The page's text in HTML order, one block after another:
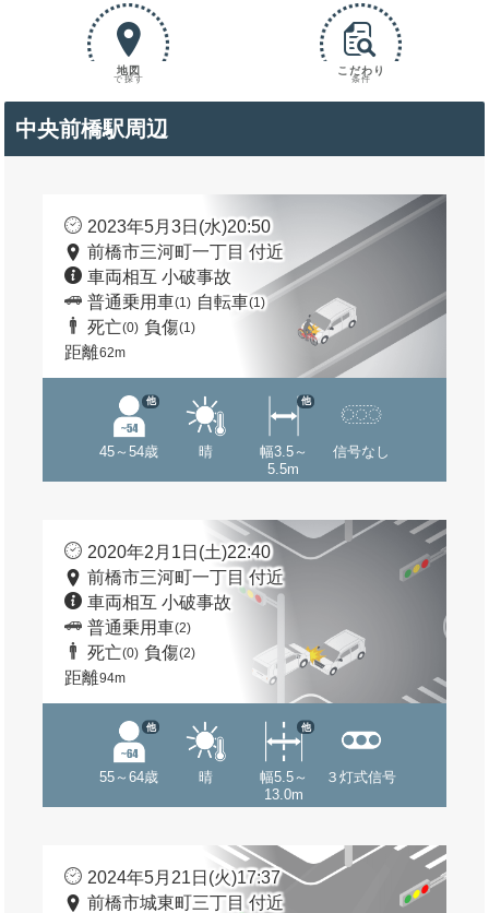
地図
で探す
こだわり
条件
中央前橋駅周辺
2023年5月3日(水)20:50
前橋市三河町一丁目 付近
車両相互 小破事故
普通乗用車(1) 自転車(1)
死亡(0) 負傷(1)
距離62m
45～54歳
他
晴
幅3.5～
5.5m
他
信号なし
2020年2月1日(土)22:40
前橋市三河町一丁目 付近
車両相互 小破事故
普通乗用車(2)
死亡(0) 負傷(2)
距離94m
55～64歳
他
晴
幅5.5～
13.0m
他
３灯式信号
2024年5月21日(火)17:37
前橋市城東町三丁目 付近